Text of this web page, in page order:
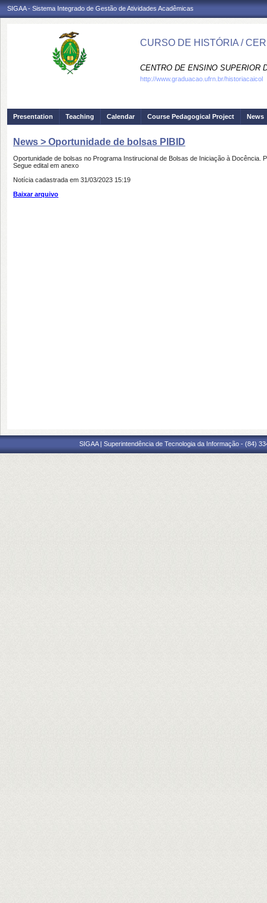
SIGAA - Sistema Integrado de Gestão de Atividades Acadêmicas
CURSO DE HISTÓRIA /
CENTRO DE ENSINO SUPERIOR
http://www.graduacao.ufrn.br/historiacaicol
Presentation Teaching Calendar Course Pedagogical Project News
News > Oportunidade de bolsas PIBID
Oportunidade de bolsas no Programa Instirucional de Bolsas de Iniciação à Docência.
Segue edital em anexo
Notícia cadastrada em 31/03/2023 15:19
Baixar arquivo
SIGAA | Superintendência de Tecnologia da Informação - (84)